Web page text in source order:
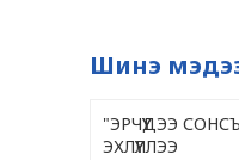
Шинэ
"ЭРЧҮҮДЭЭ
ЭХЛҮҮЛЛЭЭ